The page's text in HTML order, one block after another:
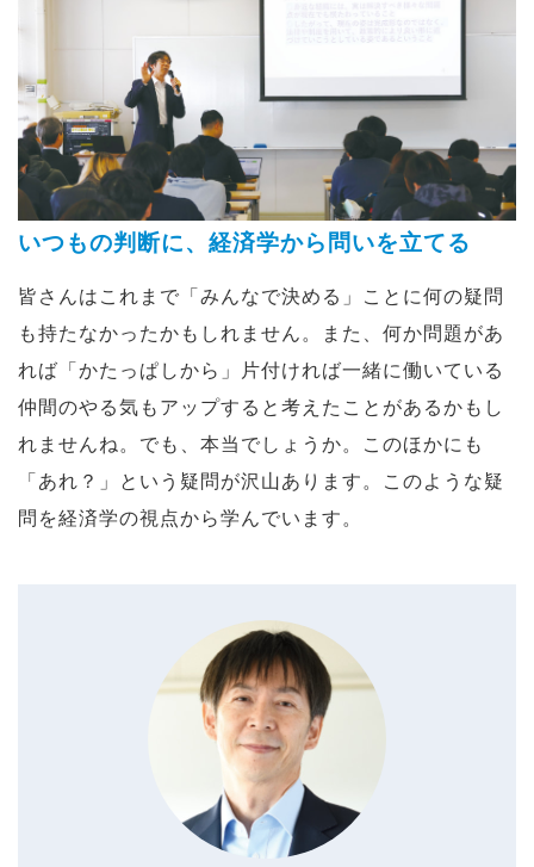
いつもの判断に、経済学から問いを立てる
皆さんはこれまで「みんなで決める」ことに何の疑問
も持たなかったかもしれません。また、何か問題があ
れば「かたっぱしから」片付ければ一緒に働いている
仲間のやる気もアップすると考えたことがあるかもし
れませんね。でも、本当でしょうか。このほかにも
「あれ？」という疑問が沢山あります。このような疑
問を経済学の視点から学んでいます。